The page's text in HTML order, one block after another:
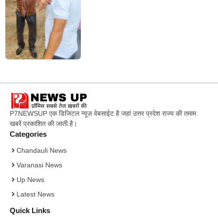
P7NEWSUP एक डिजिटल न्यूज़ वेबसाईट है जहां उत्तर प्रदेश राज्य की तमाम
खबरें प्रकाशित की जाती है।
Categories
Chandauli News
Varanasi News
Up News
Latest News
Quick Links